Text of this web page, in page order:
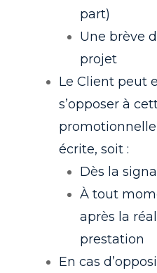
part)
Une brève
projet
Le Client peut
s’opposer à
écrite, soit :
Dès la
À tout
après la
prestation
En cas